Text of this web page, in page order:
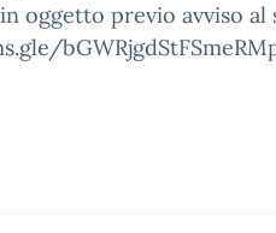
oggetto previo avviso al